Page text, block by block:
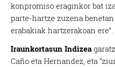
konpromiso eraginkor bat
parte-hartze zuzena
erabakiak hartzerakoan ere”.
Iraunkortasun Indizea
Caño eta Hernandez, eta